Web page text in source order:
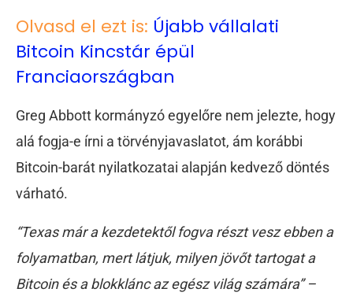
Olvasd el ezt is: Újabb vállalati
Bitcoin Kincstár épül
Franciaországban
Greg Abbott kormányzó egyelőre nem jelezte, hogy
alá fogja-e írni a törvényjavaslatot, ám korábbi
Bitcoin-barát nyilatkozatai alapján kedvező döntés
várható.
“Texas már a kezdetektől fogva részt vesz ebben a
folyamatban, mert látjuk, milyen jövőt tartogat a
Bitcoin és a blokklánc az egész világ számára” –